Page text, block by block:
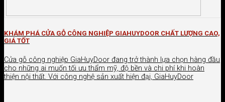
KHÁM PHÁ CỬA GỖ CÔNG NGHIỆP GIAHUYDOOR CHẤT LƯỢNG CAO,
GIÁ TỐT
Cửa gỗ công nghiệp GiaHuyDoor đang trở thành lựa chọn hàng đầu
cho những ai muốn tối ưu thẩm mỹ, độ bền và chi phí khi hoàn
thiện nội thất. Với công nghệ sản xuất hiện đại, GiaHuyDoor